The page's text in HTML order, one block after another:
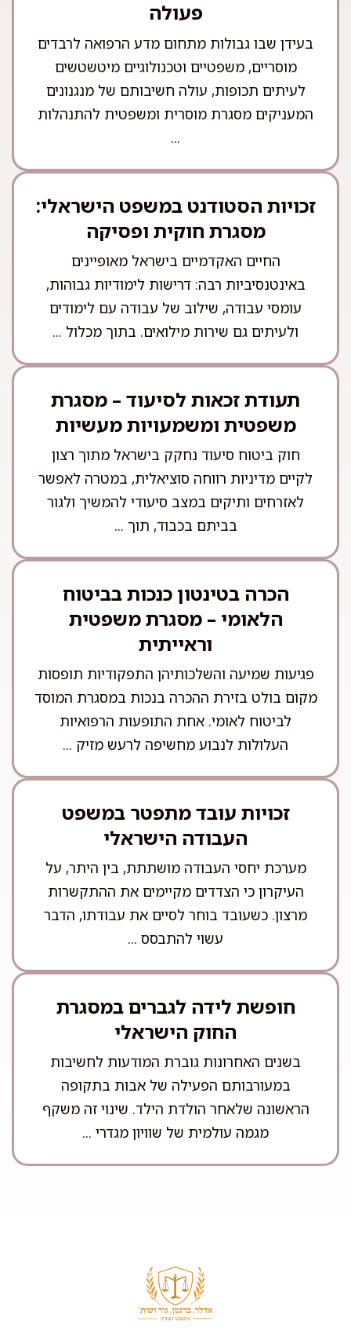
פעולה
בעידן שבו גבולות מתחום מדע הרפואה לרבדים
מוסריים, משפטיים וטכנולוגיים מיטשטשים
לעיתים תכופות, עולה חשיבותם של מנגנונים
המעניקים מסגרת מוסרית ומשפטית להתנהלות
...
זכויות הסטודנט במשפט הישראלי:
מסגרת חוקית ופסיקה
החיים האקדמיים בישראל מאופיינים
באינטנסיביות רבה: דרישות לימודיות גבוהות,
עומסי עבודה, שילוב של עבודה עם לימודים
ולעיתים גם שירות מילואים. בתוך מכלול ...
תעודת זכאות לסיעוד – מסגרת
משפטית ומשמעויות מעשיות
חוק ביטוח סיעוד נחקק בישראל מתוך רצון
לקיים מדיניות רווחה סוציאלית, במטרה לאפשר
לאזרחים ותיקים במצב סיעודי להמשיך ולגור
בביתם בכבוד, תוך ...
הכרה בטינטון כנכות בביטוח
הלאומי – מסגרת משפטית
וראייתית
פגיעות שמיעה והשלכותיהן התפקודיות תופסות
מקום בולט בזירת ההכרה בנכות במסגרת המוסד
לביטוח לאומי. אחת התופעות הרפואיות
העלולות לנבוע מחשיפה לרעש מזיק ...
זכויות עובד מתפטר במשפט
העבודה הישראלי
מערכת יחסי העבודה מושתתת, בין היתר, על
העיקרון כי הצדדים מקיימים את ההתקשרות
מרצון. כשעובד בוחר לסיים את עבודתו, הדבר
עשוי להתבסס ...
חופשת לידה לגברים במסגרת
החוק הישראלי
בשנים האחרונות גוברת המודעות לחשיבות
במעורבותם הפעילה של אבות בתקופה
הראשונה שלאחר הולדת הילד. שינוי זה משקף
מגמה עולמית של שוויון מגדרי ...